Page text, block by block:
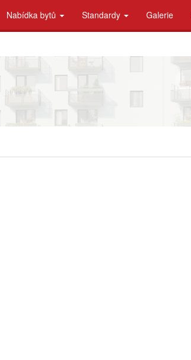
Nabídka bytů Standardy Galerie